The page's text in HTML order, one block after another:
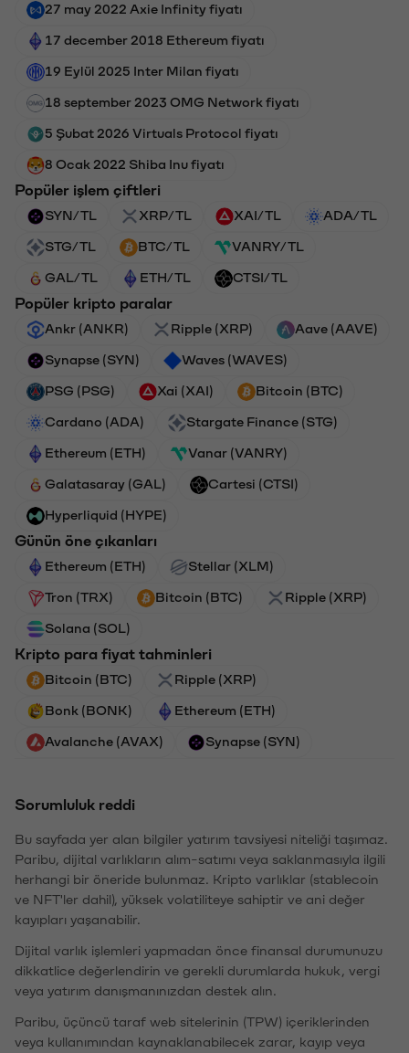
27 may 2022 Axie Infinity fiyatı
17 december 2018 Ethereum fiyatı
19 Eylül 2025 Inter Milan fiyatı
18 september 2023 OMG Network fiyatı
5 Şubat 2026 Virtuals Protocol fiyatı
8 Ocak 2022 Shiba Inu fiyatı
Popüler işlem çiftleri
SYN/TL XRP/TL XAI/TL ADA/TL
STG/TL BTC/TL VANRY/TL
GAL/TL ETH/TL CTSI/TL
Popüler kripto paralar
Ankr (ANKR) Ripple (XRP) Aave (AAVE)
Synapse (SYN) Waves (WAVES)
PSG (PSG) Xai (XAI) Bitcoin (BTC)
Cardano (ADA) Stargate Finance (STG)
Ethereum (ETH) Vanar (VANRY)
Galatasaray (GAL) Cartesi (CTSI)
Hyperliquid (HYPE)
Günün öne çıkanları
Ethereum (ETH) Stellar (XLM)
Tron (TRX) Bitcoin (BTC) Ripple (XRP)
Solana (SOL)
Kripto para fiyat tahminleri
Bitcoin (BTC) Ripple (XRP)
Bonk (BONK) Ethereum (ETH)
Avalanche (AVAX) Synapse (SYN)
Sorumluluk reddi
Bu sayfada yer alan bilgiler yatırım tavsiyesi niteliği taşımaz.
Paribu, dijital varlıkların alım-satımı veya saklanmasıyla ilgili
herhangi bir öneride bulunmaz. Kripto varlıklar (stablecoin
ve NFT'ler dahil), yüksek volatiliteye sahiptir ve ani değer
kayıpları yaşanabilir.
Dijital varlık işlemleri yapmadan önce finansal durumunuzu
dikkatlice değerlendirin ve gerekli durumlarda hukuk, vergi
veya yatırım danışmanınızdan destek alın.
Paribu, üçüncü taraf web sitelerinin (TPW) içeriklerinden
veya kullanımından kaynaklanabilecek zarar, kayıp veya